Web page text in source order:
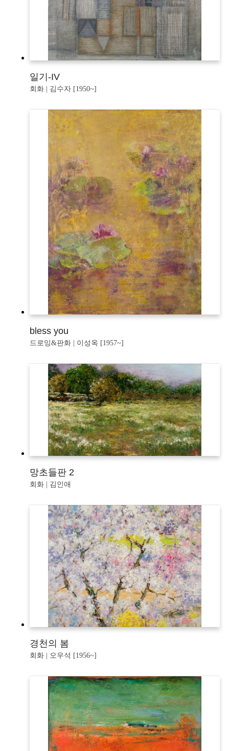
일기-IV
회화 | 김수자 [1950~]
bless you
드로잉&판화 | 이성옥 [1957~]
망초들판 2
회화 | 김인애
경천의 봄
회화 | 오우석 [1956~]